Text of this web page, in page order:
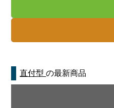
直付型の最新商品